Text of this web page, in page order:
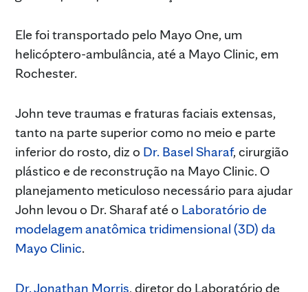
Ele foi transportado pelo Mayo One, um
helicóptero-ambulância, até a Mayo Clinic, em
Rochester.
John teve traumas e fraturas faciais extensas,
tanto na parte superior como no meio e parte
inferior do rosto, diz o Dr. Basel Sharaf, cirurgião
plástico e de reconstrução na Mayo Clinic. O
planejamento meticuloso necessário para ajudar
John levou o Dr. Sharaf até o Laboratório de
modelagem anatômica tridimensional (3D) da
Mayo Clinic.
Dr. Jonathan Morris, diretor do Laboratório de